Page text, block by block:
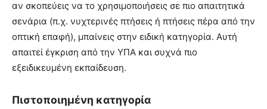
αν σκοπεύεις να το χρησιμοποιήσεις σε πιο απαιτητικά
σενάρια (π.χ. νυχτερινές πτήσεις ή πτήσεις πέρα από την
οπτική επαφή), μπαίνεις στην ειδική κατηγορία. Αυτή
απαιτεί έγκριση από την ΥΠΑ και συχνά πιο
εξειδικευμένη εκπαίδευση.
Πιστοποιημένη κατηγορία